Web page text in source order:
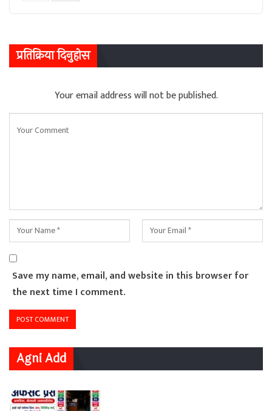
प्रतिक्रिया दिनुहोस
Your email address will not be published.
Save my name, email, and website in this browser for
the next time I comment.
Agni Add